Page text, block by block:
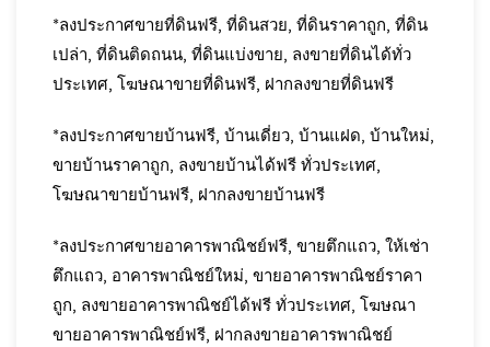
*ลงประกาศขายที่ดินฟรี, ที่ดินสวย, ที่ดินราคาถูก, ที่ดิน
เปล่า, ที่ดินติดถนน, ที่ดินแบ่งขาย, ลงขายที่ดินได้ทั่ว
ประเทศ, โฆษณาขายที่ดินฟรี, ฝากลงขายที่ดินฟรี
*ลงประกาศขายบ้านฟรี, บ้านเดี่ยว, บ้านแฝด, บ้านใหม่,
ขายบ้านราคาถูก, ลงขายบ้านได้ฟรี ทั่วประเทศ,
โฆษณาขายบ้านฟรี, ฝากลงขายบ้านฟรี
*ลงประกาศขายอาคารพาณิชย์ฟรี, ขายตึกแถว, ให้เช่า
ตึกแถว, อาคารพาณิชย์ใหม่, ขายอาคารพาณิชย์ราคา
ถูก, ลงขายอาคารพาณิชย์ได้ฟรี ทั่วประเทศ, โฆษณา
ขายอาคารพาณิชย์ฟรี, ฝากลงขายอาคารพาณิชย์